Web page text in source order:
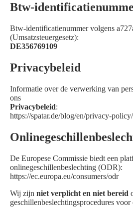
Btw-
Btw-identificatienummer volgens
(Umsatzsteuergesetz):
DE356769109
Privacybeleid
Informatie over de verwerking van
ons
Privacybeleid:
https://spatar.de/blog/en/privacy-policy/
De Europese Commissie biedt een
onlinegeschillenbeslechting (ODR):
https://ec.europa.eu/consumers/odr
Wij zijn niet verplicht en niet bereid
geschillenbeslechtingsprocedures voor